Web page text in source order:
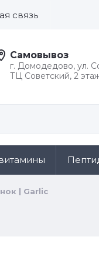
связь
Самовывоз
г. Домодедово, ул.
ТЦ Советский, 2
| Garlic